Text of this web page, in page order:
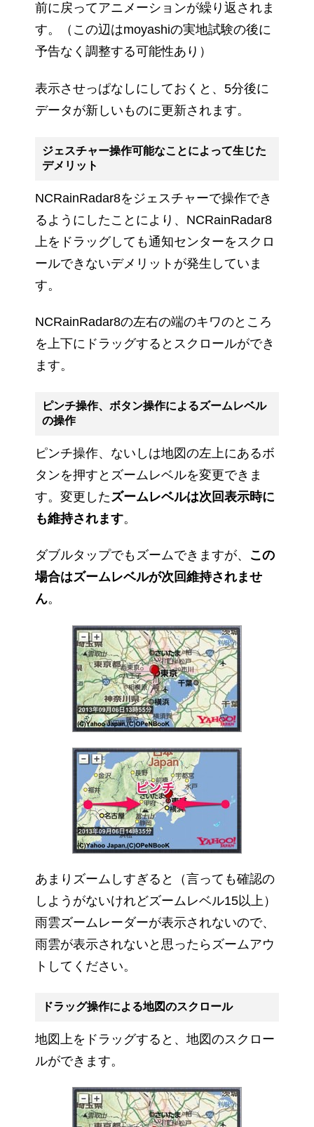
前に戻ってアニメーションが繰り返されま
す。（この辺はmoyashiの実地試験の後に
予告なく調整する可能性あり）
表示させっぱなしにしておくと、5分後に
データが新しいものに更新されます。
ジェスチャー操作可能なことによって生じた
デメリット
NCRainRadar8をジェスチャーで操作でき
るようにしたことにより、NCRainRadar8
上をドラッグしても通知センターをスクロ
ールできないデメリットが発生していま
す。
NCRainRadar8の左右の端のキワのところ
を上下にドラッグするとスクロールができ
ます。
ピンチ操作、ボタン操作によるズームレベル
の操作
ピンチ操作、ないしは地図の左上にあるボ
タンを押すとズームレベルを変更できま
す。変更した ズームレベルは次回表示時に
も維持されます。
ダブルタップでもズームできますが、 この
場合はズームレベルが次回維持されませ
ん。
あまりズームしすぎると（言っても確認の
しようがないけれどズームレベル15以上）
雨雲ズームレーダーが表示されないので、
雨雲が表示されないと思ったらズームアウ
トしてください。
ドラッグ操作による地図のスクロール
地図上をドラッグすると、地図のスクロー
ルができます。